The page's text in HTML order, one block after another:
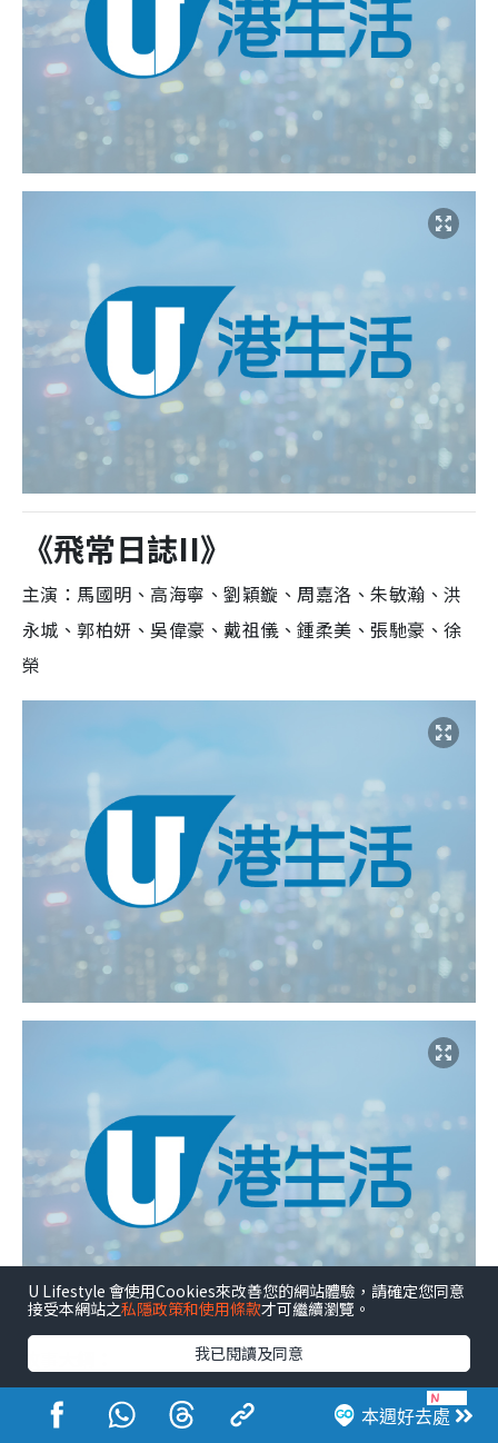
《飛常日誌II》
主演：馬國明、高海寧、劉穎鏇、周嘉洛、朱敏瀚、洪
永城、郭柏妍、吳偉豪、戴祖儀、鍾柔美、張馳豪、徐
榮
香港國際機場轉型為商業、文化、旅遊於一身的機場城
本週好去處
U Lifestyle 會使用Cookies來改善您的網站體驗，請確定您同意
接受本網站之私隱政策和使用條款才可繼續瀏覽。
我已閱讀及同意